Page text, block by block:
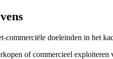
doeleinden in het
of commercieel